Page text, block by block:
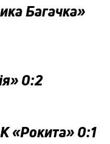
Багачка»
0:2
«Рокита» 0:1